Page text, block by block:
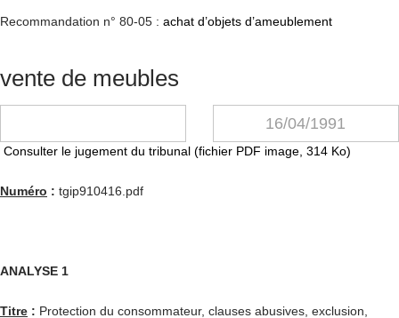
Recommandation n° 80-05 : achat d’objets d’ameublement
vente de meubles
16/04/1991
Consulter le jugement du tribunal (fichier PDF image, 314 Ko)
Numéro : tgip910416.pdf
ANALYSE 1
Titre : Protection du consommateur, clauses abusives, exclusion,